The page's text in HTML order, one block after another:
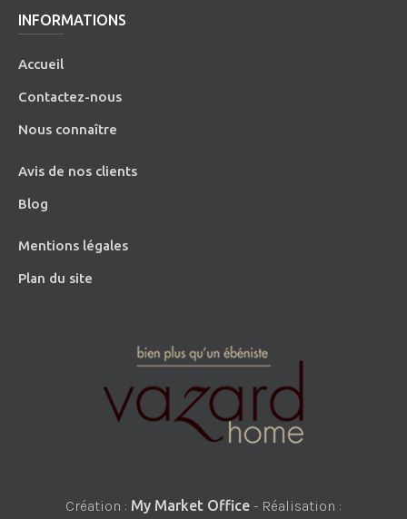
INFORMATIONS
Accueil
Contactez-nous
Nous connaître
Avis de nos clients
Blog
Mentions légales
Plan du site
Création : My Market Office - Réalisation :